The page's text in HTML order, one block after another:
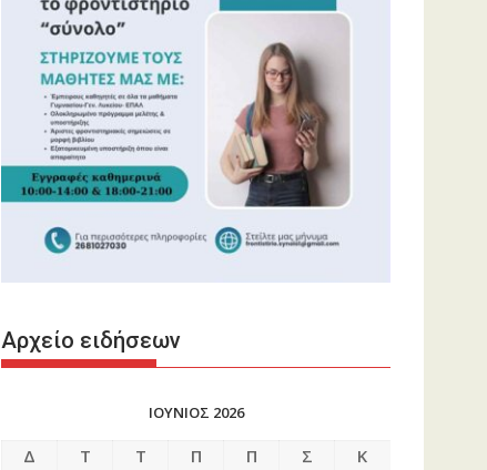
Αρχείο ειδήσεων
ΙΟΥΝΙΟΣ 2026
Δ Τ Τ Π Π Σ
Κ